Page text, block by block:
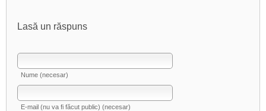
Lasă un răspuns
Nume (necesar)
E-mail (nu va fi făcut public) (necesar)